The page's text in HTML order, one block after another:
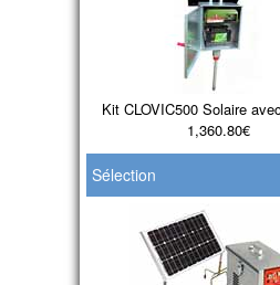
Kit CLOVIC500 Solaire
1,360.80€
Sélection